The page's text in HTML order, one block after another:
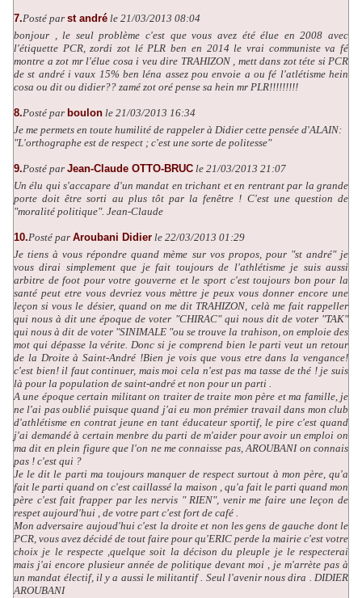
7.Posté par st andré le 21/03/2013 08:04
bonjour , le seul problème c'est que vous avez été élue en 2008 avec
l'étiquette PCR, zordi zot lé PLR ben en 2014 le vrai communiste va fé
montre a zot mr l'élue cosa i veu dire TRAHIZON , mett dans zot téte si PCR
de st andré i vaux 15% ben léna assez pou envoie a ou fé l'atlétisme hein
cosa ou dit ou didier?? zamé zot oré pense sa hein mr PLR!!!!!!!!!
8.Posté par boulon le 21/03/2013 16:34
Je me permets en toute humilité de rappeler à Didier cette pensée d'ALAIN:
"L'orthographe est de respect ; c'est une sorte de politesse"
9.Posté par Jean-Claude OTTO-BRUC le 21/03/2013 21:07
Un élu qui s'accapare d'un mandat en trichant et en rentrant par la grande
porte doit être sorti au plus tôt par la fenêtre ! C'est une question de
"moralité politique". Jean-Claude
10.Posté par Aroubani Didier le 22/03/2013 01:29
Je tiens à vous répondre quand mème sur vos propos, pour "st andré" je
vous dirai simplement que je fait toujours de l'athlétisme je suis aussi
arbitre de foot pour votre gouverne et le sport c'est toujours bon pour la
santé peut etre vous devriez vous mèttre je peux vous donner encore une
leçon si vous le désier, quand on me dit TRAHIZON, celà me fait rappeller
qui nous à dit une époque de voter "CHIRAC" qui nous dit de voter "TAK"
qui nous à dit de voter "SINIMALE "ou se trouve la trahison, on emploie des
mot qui dépasse la vérite. Donc si je comprend bien le parti veut un retour
de la Droite à Saint-André !Bien je vois que vous etre dans la vengance!
c'est bien! il faut continuer, mais moi cela n'est pas ma tasse de thé ! je suis
là pour la population de saint-andré et non pour un parti .
A une époque certain militant on traiter de traite mon père et ma famille, je
ne l'ai pas oublié puisque quand j'ai eu mon prémier travail dans mon club
d'athlétisme en contrat jeune en tant éducateur sportif, le pire c'est quand
j'ai demandé à certain menbre du parti de m'aider pour avoir un emploi on
ma dit en plein figure que l'on ne me connaisse pas, AROUBANI on connais
pas ! c'est qui ?
Je le dit le parti ma toujours manquer de respect surtout à mon père, qu'a
fait le parti quand on c'est caillassé la maison , qu'a fait le parti quand mon
père c'est fait frapper par les nervis " RIEN", venir me faire une leçon de
respet aujourd'hui , de votre part c'est fort de café .
Mon adversaire aujoud'hui c'est la droite et non les gens de gauche dont le
PCR, vous avez décidé de tout faire pour qu'ERIC perde la mairie c'est votre
choix je le respecte ,quelque soit la décison du pleuple je le respecterai
mais j'ai encore plusieur année de politique devant moi , je m'arrète pas à
un mandat électif, il y a aussi le militantif . Seul l'avenir nous dira . DIDIER
AROUBANI